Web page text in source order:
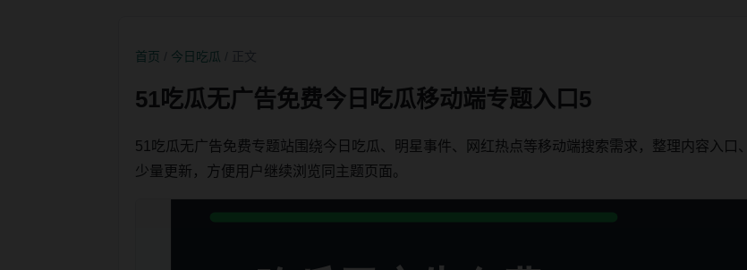
首页 今日吃瓜
51吃瓜无广告免费今日吃瓜移动端专题入口5
51吃瓜无广告免费专题站围绕今日吃瓜、明星事件、网红热点等移动端搜索需求，整理内容入口
少量更新，方便用户继续浏览同主题页面。